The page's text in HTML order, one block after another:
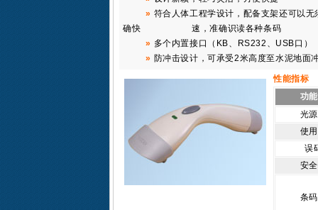
» 符合人体工程学设计，配备支架还可以
确快
速，准确识读各种条码
» 多个内置接口（KB、RS232、USB口）
» 防冲击设计，可承受2米高度至水泥地面
性能指标
功
光
使
误
安
条